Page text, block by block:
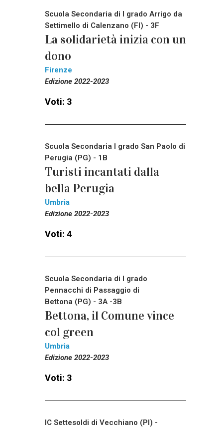
Scuola Secondaria di I grado Arrigo da
Settimello di Calenzano (FI) - 3F
La solidarietà inizia con un
dono
Firenze
Edizione 2022-2023
Voti: 3
Scuola Secondaria I grado San Paolo di
Perugia (PG) - 1B
Turisti incantati dalla
bella Perugia
Umbria
Edizione 2022-2023
Voti: 4
Scuola Secondaria di I grado
Pennacchi di Passaggio di
Bettona (PG) - 3A -3B
Bettona, il Comune vince
col green
Umbria
Edizione 2022-2023
Voti: 3
IC Settesoldi di Vecchiano (PI) -